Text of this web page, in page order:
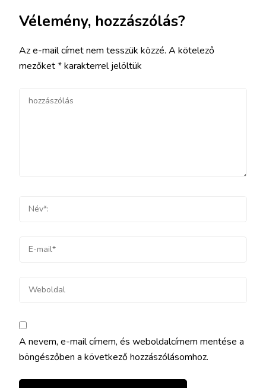
Vélemény, hozzászólás?
Az e-mail címet nem tesszük közzé. A kötelező
mezőket*karakterrel jelöltük
A nevem, e-mail címem, és weboldalcímem mentése a
böngészőben a következő hozzászólásomhoz.